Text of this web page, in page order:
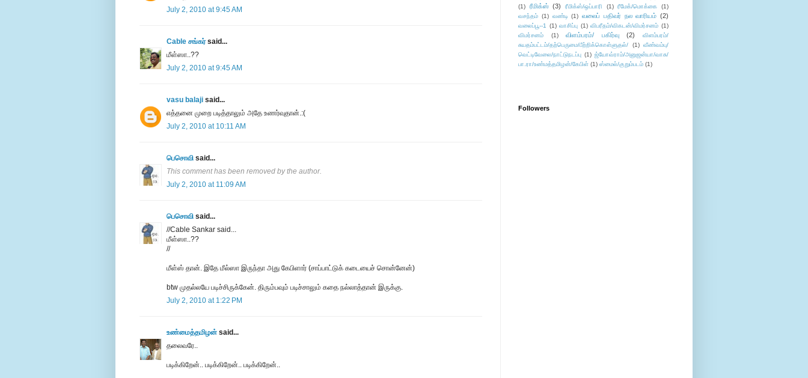
July 2, 2010 at 9:45 AM
Cable சங்கர்said...
மீள்ஸா..??
July 2, 2010 at 9:45 AM
vasu balaji said...
எத்தனை முறை படித்தாலும் அதே உணர்வுதான்.:(
July 2, 2010 at 10:11 AM
பெசொவி said...
This comment has been removed by the author.
July 2, 2010 at 11:09 AM
பெசொவி said...
//Cable Sankar said...
மீள்ஸா..??
//
மீள்ஸ் தான். இதே மீல்ஸா இருந்தா அது கேபிளார் (சாப்பாட்டுக் கடையைச் சொன்னேன்)
btw முதல்லயே படிச்சிருக்கேன். திரும்பவும் படிச்சாலும் கதை நல்லாத்தான் இருக்கு.
July 2, 2010 at 1:22 PM
உண்மைத்தமிழன் said...
தலைவரே..
படிக்கிறேன்.. படிக்கிறேன்.. படிக்கிறேன்..
(1)
ரீமிக்ஸ் (3) ரீமிக்ஸ்/ஒப்பாரி (1) ரீமேக்/மொக்கை
(1)
வசந்தம் (1) வண்டி (1) வலைப் பதிவர் நல வாரியம் (2)
வலைப்பூ--1 (1) வாசிப்பு (1) விபரீதம்/விகடன்/விமர்சனம் (1)
விமர்சனம்
(1) விளம்பரம்/ பகிர்வு (2)
விளம்பரம்/
சுயதம்பட்டம்/தற்பெருமை/பீற்றிக்கொள்ளுதல்/
(1) வீண்வம்பு/
வெட்டிவேலை/நாட்டுநடப்பு (1) ஜ்யோவ்ராம்/அனுஜன்யா/வாசு/
பா.ரா/உண்மத்தமிழன்/கேபிள் (1) ஸ்மைல்/குறும்படம் (1)
Followers